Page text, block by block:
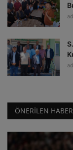
ÖNERILEN